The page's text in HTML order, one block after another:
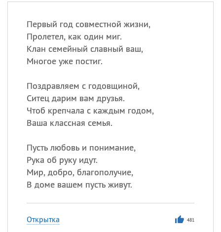
Первый год совместной жизни,
Пролетел, как один миг.
Клан семейный славный ваш,
Многое уже постиг.
Поздравляем с годовщиной,
Ситец дарим вам друзья.
Чтоб крепчала с каждым годом,
Ваша классная семья.
Пусть любовь и понимание,
Рука об руку идут.
Мир, добро, благополучие,
В доме вашем пусть живут.
Открытка 481